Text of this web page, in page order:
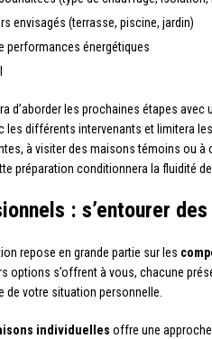
envisagés (terrasse, piscine, jardin)
performances énergétiques
d’aborder les prochaines étapes
différents intervenants et limitera
à visiter des maisons témoins ou
préparation conditionnera la fluidité
: s’entourer
repose en grande partie sur les
options s’offrent à vous, chacune
de votre situation personnelle.
individuelles offre une